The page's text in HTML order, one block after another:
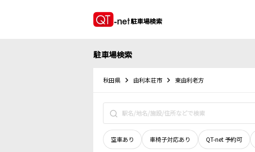
駐車場検索
駐車場検索
秋田県 由利本荘市 東由利老方
空車あり 車椅子対応あり QT-net 予約可